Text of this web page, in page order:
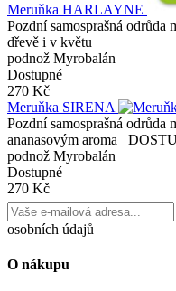
Meruňka HARLAYNE
Pozdní samosprašná odrůda
dřevě i v květu
podnož Myrobalán
Dostupné
270 Kč
Meruňka SIRENA
Pozdní samosprašná odrůda
ananasovým aroma
podnož Myrobalán
Dostupné
270 Kč
osobních údajů
O nákupu